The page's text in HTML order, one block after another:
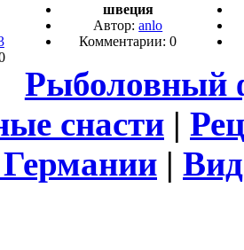
швеция
Автор:anlo
Комментарии: 0
Рыболовный
снасти |
|